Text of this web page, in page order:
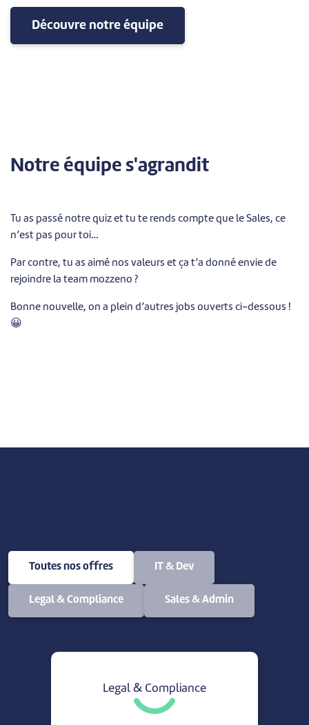
Découvre notre équipe
Notre équipe s'agrandit
Tu as passé notre quiz et tu te rends compte que le Sales, ce
n’est pas pour toi…
Par contre, tu as aimé nos valeurs et ça t’a donné envie de
rejoindre la team mozzeno ?
Bonne nouvelle, on a plein d’autres jobs ouverts ci-dessous !
😀
Toutes nos offres IT & Dev
Legal & Compliance Sales & Admin
Legal & Compliance